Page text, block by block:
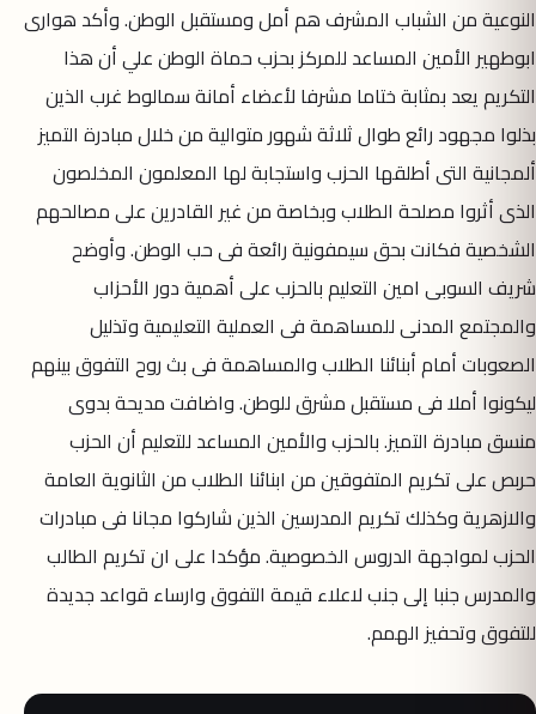
النوعية من الشباب المشرف هم أمل ومستقبل الوطن. وأكد هوارى
ابوطهير الأمين المساعد للمركز بحزب حماة الوطن علي أن هذا
التكريم يعد بمثابة ختاما مشرفا لأعضاء أمانة سمالوط غرب الذين
بذلوا مجهود رائع طوال ثلاثة شهور متوالية من خلال مبادرة التميز
ألمجانية التى أطلقها الحزب واستجابة لها المعلمون المخلصون
الذى أثروا مصلحة الطلاب وبخاصة من غير القادرين على مصالحهم
الشخصية فكانت بحق سيمفونية رائعة فى حب الوطن. وأوضح
شريف السوبى امين التعليم بالحزب على أهمية دور الأحزاب
والمجتمع المدنى للمساهمة فى العملية التعليمية وتذليل
الصعوبات أمام أبنائنا الطلاب والمساهمة فى بث روح التفوق بينهم
ليكونوا أملا فى مستقبل مشرق للوطن. واضافت مديحة بدوى
منسق مبادرة التميز. بالحزب والأمين المساعد للتعليم أن الحزب
حربص على تكريم المتفوقين من ابنائنا الطلاب من الثانوية العامة
والازهرية وكذلك تكريم المدرسين الذين شاركوا مجانا فى مبادرات
الحزب لمواجهة الدروس الخصوصية. مؤكدا على ان تكريم الطالب
والمدرس جنبا إلى جنب لاعلاء قيمة التفوق وارساء قواعد جديدة
للتفوق وتحفيز الهمم.